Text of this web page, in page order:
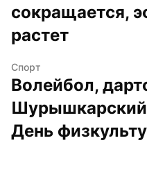
сокращается,
растет
Спорт
Волейбол,
Шурышкарский
День